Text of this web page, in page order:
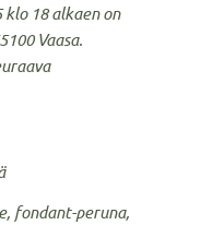
18 alkaen on
Vaasa.
fondant-peruna,